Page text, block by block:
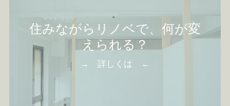
住みながらリノベで、何が変
えられる？
→ 詳しくは ←